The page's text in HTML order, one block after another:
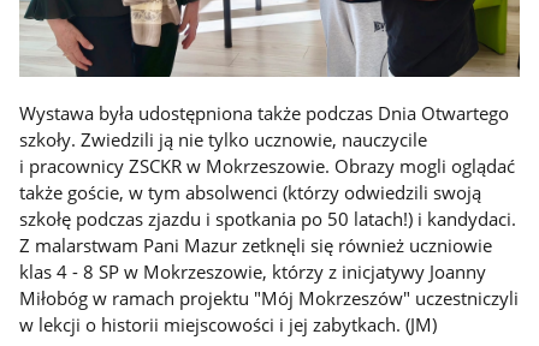
Wystawa była udostępniona także podczas Dnia Otwartego
szkoły. Zwiedzili ją nie tylko ucznowie, nauczycile
i pracownicy ZSCKR w Mokrzeszowie. Obrazy mogli oglądać
także goście, w tym absolwenci (którzy odwiedzili swoją
szkołę podczas zjazdu i spotkania po 50 latach!) i kandydaci.
Z malarstwam Pani Mazur zetknęli się również uczniowie
klas 4 - 8 SP w Mokrzeszowie, którzy z inicjatywy Joanny
Miłobóg w ramach projektu "Mój Mokrzeszów" uczestniczyli
w lekcji o historii miejscowości i jej zabytkach. (JM)